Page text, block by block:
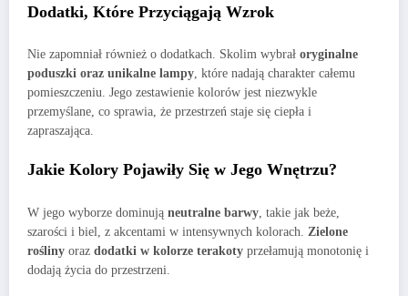
Dodatki, Które Przyciągają Wzrok
Nie zapomniał również o dodatkach. Skolim wybrał oryginalne
poduszki oraz unikalne lampy, które nadają charakter całemu
pomieszczeniu. Jego zestawienie kolorów jest niezwykle
przemyślane, co sprawia, że przestrzeń staje się ciepła i
zapraszająca.
Jakie Kolory Pojawiły Się w Jego Wnętrzu?
W jego wyborze dominują neutralne barwy , takie jak beże,
szarości i biel, z akcentami w intensywnych kolorach. Zielone
rośliny oraz dodatki w kolorze terakoty przełamują monotonię i
dodają życia do przestrzeni.